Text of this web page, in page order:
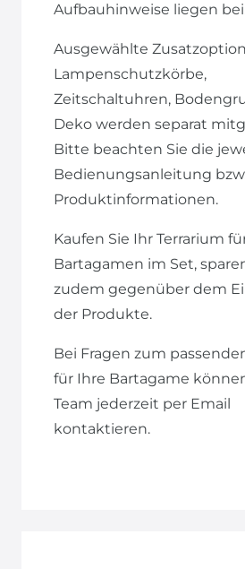
Aufbauhinweise liegen
Ausgewählte
Lampenschutzkörbe,
Zeitschaltuhren,
Deko werden separat
Bitte beachten Sie die
Bedienungsanleitung
Produktinformationen.
Kaufen Sie Ihr Terrarium
Bartagamen im Set,
zudem gegenüber dem
der Produkte.
Bei Fragen zum
für Ihre Bartagame
Team jederzeit per Email
kontaktieren.